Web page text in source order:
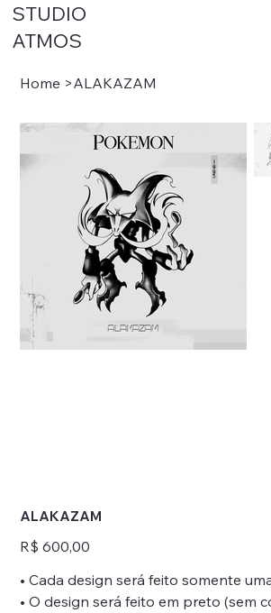
STUDIO
ATMOS
Home >ALAKAZAM
ALAKAZAM
Preço
R$ 600,00
• Cada design será feito somente
• O design será feito em preto (sem